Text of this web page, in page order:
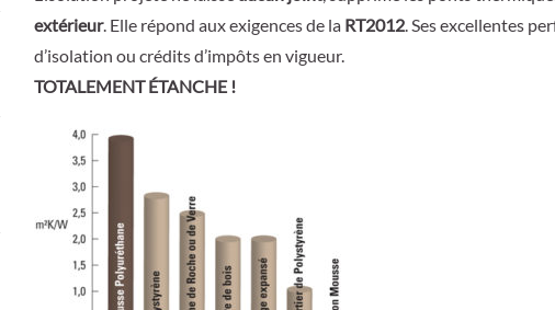
extérieur. Elle répond aux exigences de la RT2012. Ses excellentes
d’isolation ou crédits d’impôts en vigueur.
TOTALEMENT ÉTANCHE !